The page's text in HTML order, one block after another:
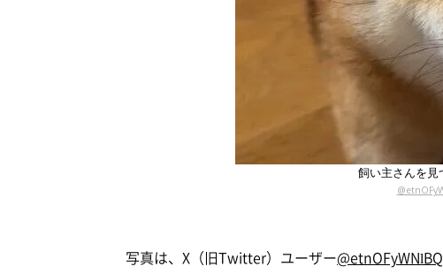
飼い主さんを見
写真は、X（旧Twitter）ユーザー